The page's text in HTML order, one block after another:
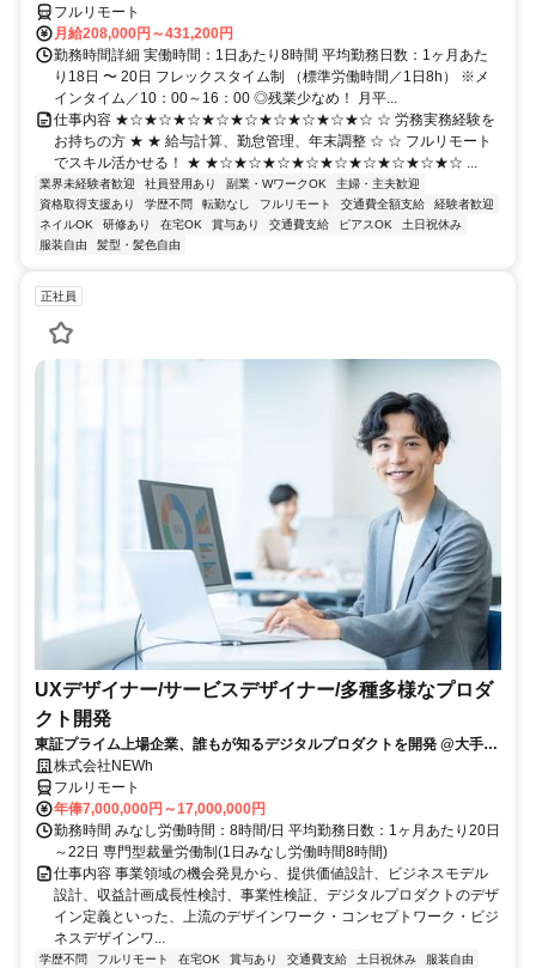
フルリモート
月給208,000円～431,200円
勤務時間詳細 実働時間：1日あたり8時間 平均勤務日数：1ヶ月あた
り18日 〜 20日 フレックスタイム制 （標準労働時間／1日8h） ※メ
インタイム／10：00～16：00 ◎残業少なめ！ 月平...
仕事内容 ★☆★☆★☆★☆★☆★☆★☆★☆★☆ ☆ 労務実務経験を
お持ちの方 ★ ★ 給与計算、勤怠管理、年末調整 ☆ ☆ フルリモート
でスキル活かせる！ ★ ★☆★☆★☆★☆★☆★☆★☆★☆★☆ ...
業界未経験者歓迎 社員登用あり 副業・WワークOK
主婦・主夫歓迎
資格取得支援あり
学歴不問 転勤なし フルリモート 交通費全額支給
経験者歓迎
ネイルOK
研修あり 在宅OK 賞与あり 交通費支給 ピアスOK
土日祝休み
服装自由
髪型・髪色自由
正社員
UXデザイナー/サービスデザイナー/多種多様なプロダ
クト開発
東証プライム上場企業、誰もが知るデジタルプロダクトを開発 @大手町
駅 株式会社NEWh
フルリモート
年俸7,000,000円～17,000,000円
勤務時間 みなし労働時間：8時間/日 平均勤務日数：1ヶ月あたり20日
～22日 専門型裁量労働制(1日みなし労働時間8時間)
仕事内容 事業領域の機会発見から、提供価値設計、ビジネスモデル
設計、収益計画成長性検討、事業性検証、デジタルプロダクトのデザ
イン定義といった、上流のデザインワーク・コンセプトワーク・ビジ
ネスデザインワ...
学歴不問 フルリモート 在宅OK 賞与あり 交通費支給 土日祝休み 服装自由